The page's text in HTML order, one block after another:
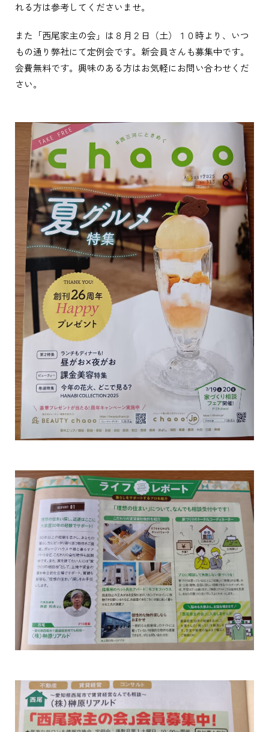
れる方は参考してくださいませ。
また「西尾家主の会」は８月２日（土）１０時より、いつ
もの通り弊社にて定例会です。新会員さんも募集中です。
会費無料です。興味のある方はお気軽にお問い合わせくだ
さい。